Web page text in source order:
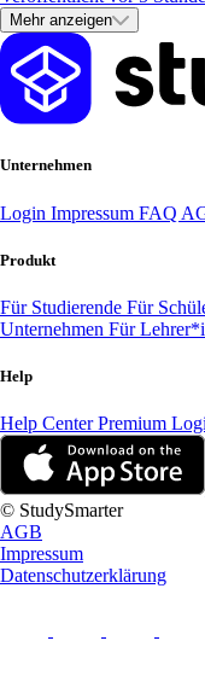
Mehr anzeigen
Unternehmen
Login Impressum FAQ
Produkt
Für Studierende Für
Unternehmen Für
Help
Help CenterPremium
© StudySmarter
AGB
Impressum
Datenschutzerklärung